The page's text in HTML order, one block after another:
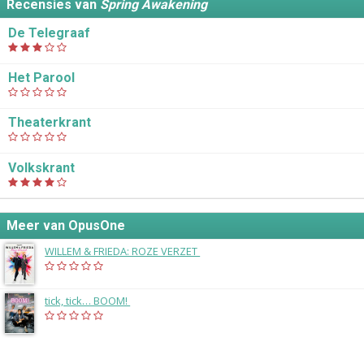
Recensies van Spring Awakening
De Telegraaf
Het Parool
Theaterkrant
Volkskrant
Meer van OpusOne
WILLEM & FRIEDA: ROZE VERZET
tick, tick… BOOM!